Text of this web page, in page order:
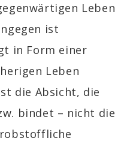
Leben
ist
in Form einer
Leben
die Absicht, die
bindet – nicht die